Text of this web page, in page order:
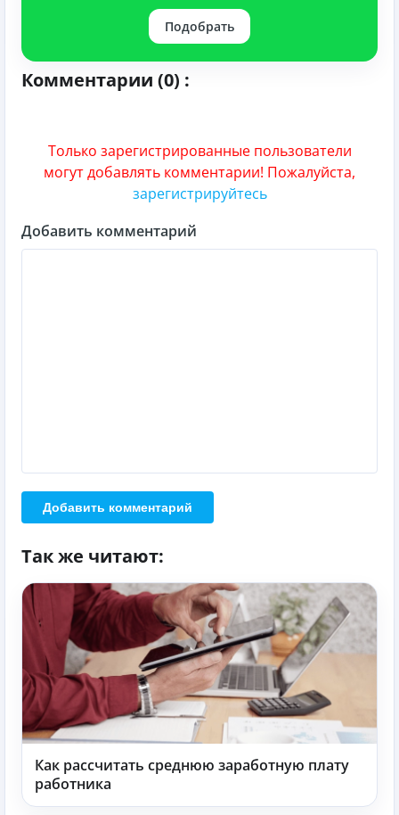
Подобрать
Комментарии (0) :
Только зарегистрированные пользователи
могут добавлять комментарии! Пожалуйста,
зарегистрируйтесь
Добавить комментарий
Добавить комментарий
Так же читают:
Как рассчитать среднюю заработную плату
работника